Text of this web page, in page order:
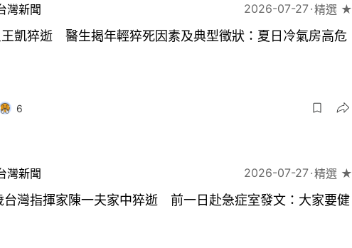
灣新聞 2026-07-27 精選 ★
凱猝逝 醫生揭年輕猝死因素及典型徵狀：夏日冷氣房高危
6
灣新聞 2026-07-27 精選 ★
台灣指揮家陳一夫家中猝逝 前一日赴急症室發文：大家要健